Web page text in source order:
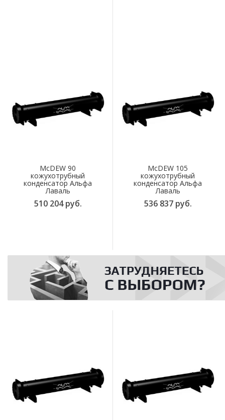
McDEW 90
кожухотрубный
конденсатор Альфа
Лаваль
510 204 руб.
McDEW 105
кожухотрубный
конденсатор Альфа
Лаваль
536 837 руб.